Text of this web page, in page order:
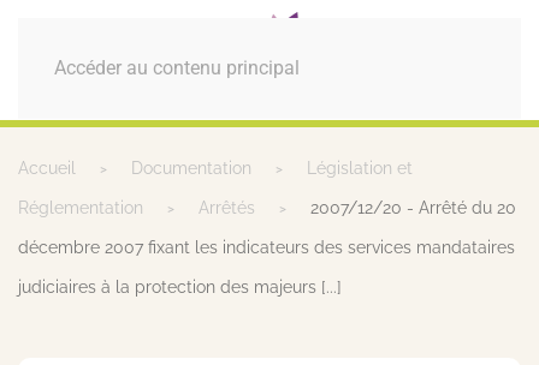
Accéder au contenu principal
MENU
Accueil Documentation Législation et
Réglementation Arrêtés 2007/12/20 - Arrêté du 20
décembre 2007 fixant les indicateurs des services mandataires
judiciaires à la protection des majeurs [...]